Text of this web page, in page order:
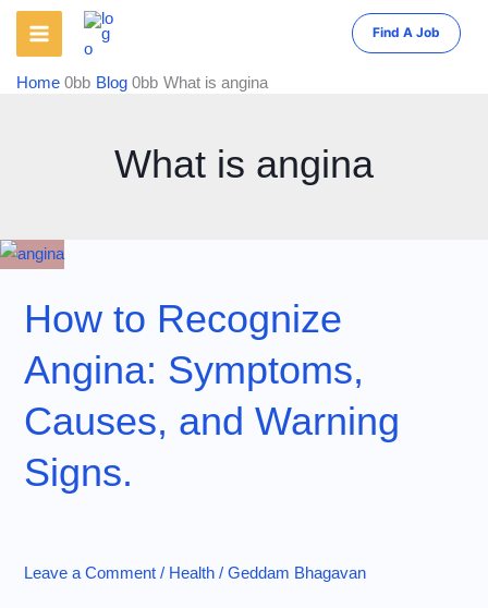
Skip
Find A Job
Home Blog What is angina
What is angina
How to Recognize
Angina: Symptoms,
Causes, and Warning
Signs.
Leave a Comment / Health/ Geddam Bhagavan